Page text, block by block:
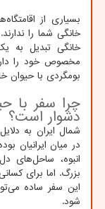
بسیاری از
خانگی شما را
خانگی تبدیل به
مخصوص خود را
بومگردی با حیوان
چرا سفر با
دشوار است؟
شمال ایران به
در میان ایرانیان
انبوه، ساحل‌های
بزرگ. اما برای
این سفر ساده
شود.